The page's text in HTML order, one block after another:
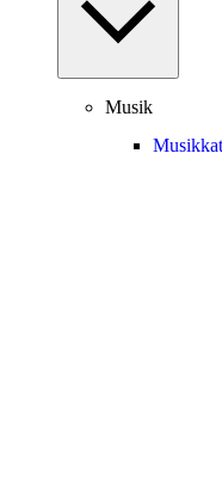
Musik